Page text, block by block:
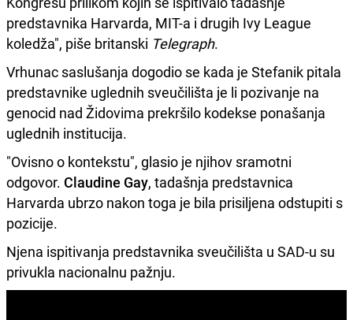
predstavnika Harvarda, MIT-a i drugih Ivy League
koledža", piše britanski Telegraph.
Vrhunac saslušanja dogodio se kada je Stefanik pitala
predstavnike uglednih sveučilišta je li pozivanje na
genocid nad Židovima prekršilo kodekse ponašanja
uglednih institucija.
"Ovisno o kontekstu", glasio je njihov sramotni
odgovor. Claudine Gay, tadašnja predstavnica
Harvarda ubrzo nakon toga je bila prisiljena odstupiti s
pozicije.
Njena ispitivanja predstavnika sveučilišta u SAD-u su
privukla nacionalnu pažnju.